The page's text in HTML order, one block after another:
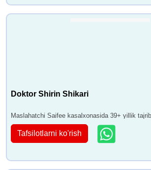
Doktor Shirin Shikari
Maslahatchi Saifee kasalxonasida 39+ yillik
Tafsilotlarni ko'rish